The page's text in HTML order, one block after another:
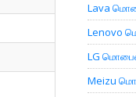
Lava
Lenovo
LG
Meizu